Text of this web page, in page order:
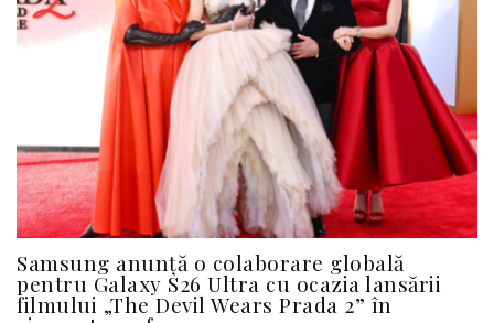
Samsung anunță o colaborare globală
pentru Galaxy S26 Ultra cu ocazia lansării
filmului „The Devil Wears Prada 2” în